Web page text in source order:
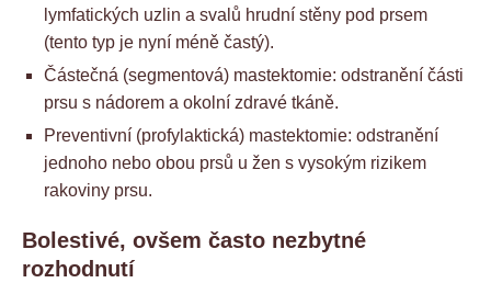
lymfatických uzlin a svalů hrudní stěny pod prsem
(tento typ je nyní méně častý).
Částečná (segmentová) mastektomie: odstranění části
prsu s nádorem a okolní zdravé tkáně.
Preventivní (profylaktická) mastektomie: odstranění
jednoho nebo obou prsů u žen s vysokým rizikem
rakoviny prsu.
Bolestivé, ovšem často nezbytné
rozhodnutí